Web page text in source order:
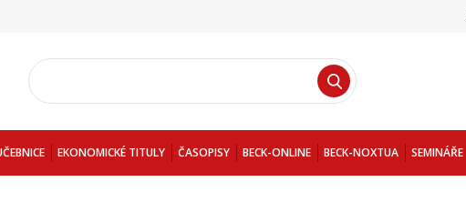
EKONOMICKÉ TITULY ČASOPISY BECK-ONLINE BECK-NOXTUA SEMINÁŘE